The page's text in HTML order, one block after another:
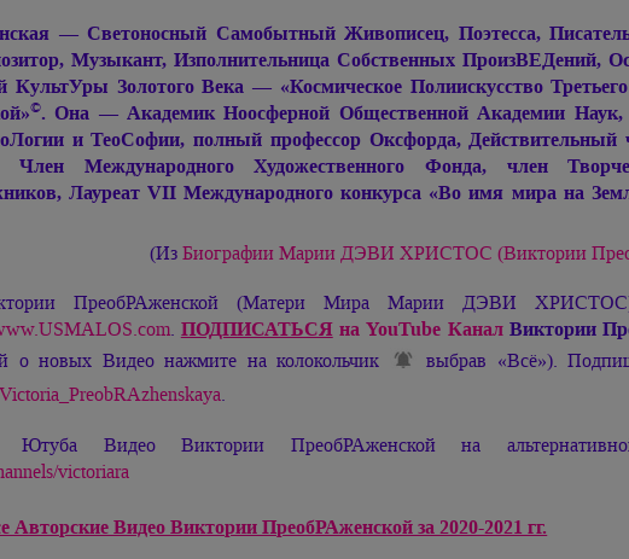
— Светоносный Самобытный Живописец, Поэтесса,
Музыкант, Изполнительница Собственных ПроизВЕДений,
КультУры Золотого Века — «Космическое Полиискусство
©. Она — Академик Ноосферной Общественной Академии Наук,
и ТеоСофии, полный профессор Оксфорда, Действительный
Член Международного Художественного Фонда, член
Лауреат VII Международного конкурса «Во имя мира на
(ИзБиографииМарии ДЭВИ ХРИСТОС (Виктории
ПреобРАженской (Матери Мира Марии ДЭВИ ХРИСТОС
. ПОДПИСАТЬСЯна YouTube КаналВиктории
о новых Видео нажмите на колокольчик
выбрав «Всё»).
.
Ютуба Видео Виктории ПреобРАженской на
victoriara
Авторские Видео Виктории ПреобРАженской за 2020-2021 гг.